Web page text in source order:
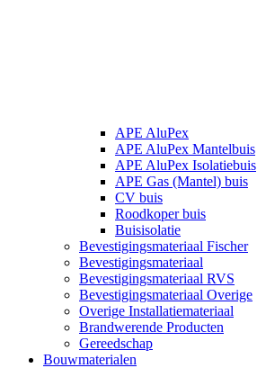
APE AluPex
APE AluPex Mantelbuis
APE AluPex Isolatiebuis
APE Gas (Mantel) buis
CV buis
Roodkoper buis
Buisisolatie
Bevestigingsmateriaal Fischer
Bevestigingsmateriaal
Bevestigingsmateriaal RVS
Bevestigingsmateriaal Overige
Overige Installatiemateriaal
Brandwerende Producten
Gereedschap
Bouwmaterialen